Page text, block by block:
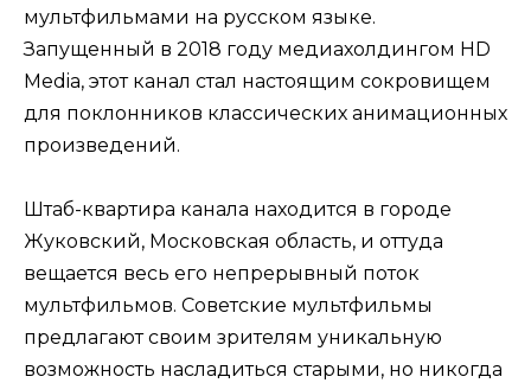
мультфильмами на русском языке.
Запущенный в 2018 году медиахолдингом HD
Media, этот канал стал настоящим сокровищем
для поклонников классических анимационных
произведений.
Штаб-квартира канала находится в городе
Жуковский, Московская область, и оттуда
вещается весь его непрерывный поток
мультфильмов. Советские мультфильмы
предлагают своим зрителям уникальную
возможность насладиться старыми, но никогда